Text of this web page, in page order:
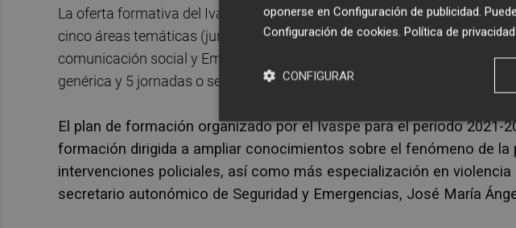
La oferta formativa del Ivaspe cuenta con 2.520 plazas en total y se
cinco áreas temáticas (jurídica y policía judicial, Administrativa y de
comunicación social y Emergencias); 9 diplomas de formación
genérica y 5 jornadas o seminarios.
El plan de formación organizado por el Ivaspe para el período 2021-
formación dirigida a ampliar conocimientos sobre el fenómeno de
intervenciones policiales, así como más especialización en violencia
secretario autonómico de Seguridad y Emergencias, José María
oponerse en Configuración de publicidad.
Configuración de cookies. Política de privacidad
CONFIGURAR